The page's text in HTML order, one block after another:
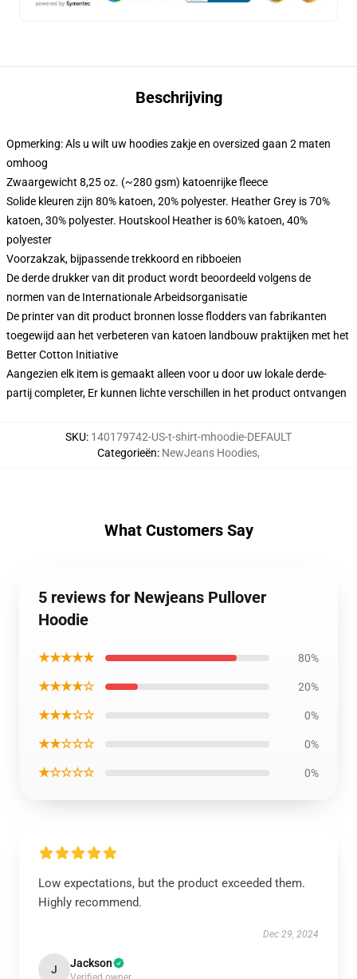
Beschrijving
Opmerking: Als u wilt uw hoodies zakje en oversized gaan 2 maten
omhoog
Zwaargewicht 8,25 oz. (~280 gsm) katoenrijke fleece
Solide kleuren zijn 80% katoen, 20% polyester. Heather Grey is 70%
katoen, 30% polyester. Houtskool Heather is 60% katoen, 40%
polyester
Voorzakzak, bijpassende trekkoord en ribboeien
De derde drukker van dit product wordt beoordeeld volgens de
normen van de Internationale Arbeidsorganisatie
De printer van dit product bronnen losse flodders van fabrikanten
toegewijd aan het verbeteren van katoen landbouw praktijken met het
Better Cotton Initiative
Aangezien elk item is gemaakt alleen voor u door uw lokale derde-
partij completer, Er kunnen lichte verschillen in het product ontvangen
SKU: 140179742-US-t-shirt-mhoodie-DEFAULT
Categorieën: NewJeans Hoodies,
What Customers Say
5 reviews for Newjeans Pullover
Hoodie
★★★★★ 80%
★★★★☆ 20%
★★★☆☆ 0%
★★☆☆☆ 0%
★☆☆☆☆ 0%
Low expectations, but the product exceeded them.
Highly recommend.
Dec 29, 2024
J Jackson